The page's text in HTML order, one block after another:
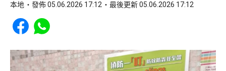
本地 發佈 05.06.2026 17:12 最後更新 05.06.2026 17:12
Share to Facebook
Share to WhatsApp